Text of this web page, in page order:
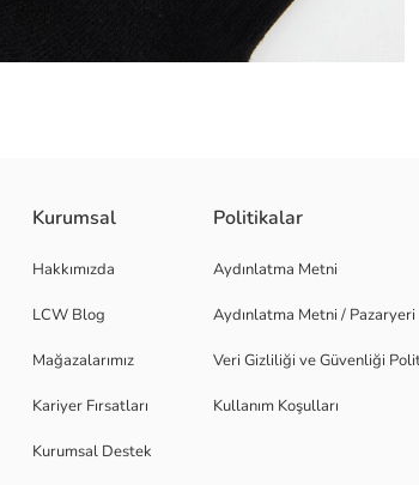
Kurumsal
Hakkımızda
LCW Blog
Mağazalarımız
Kariyer Fırsatları
Kurumsal Destek
Politikalar
Aydınlatma Metni
Aydınlatma Metni / Pazaryeri
Veri Gizliliği ve Güvenliği
Kullanım Koşulları